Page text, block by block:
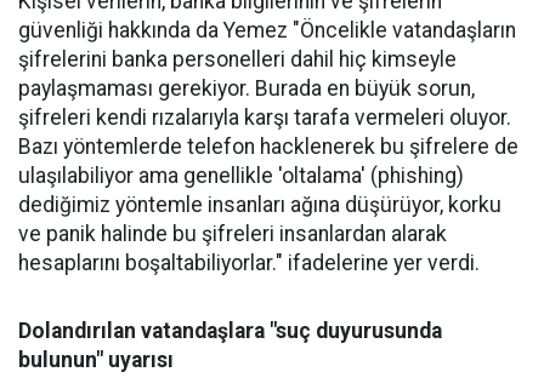
güvenliği hakkında da Yemez "Öncelikle vatandaşların
şifrelerini banka personelleri dahil hiç kimseyle
paylaşmaması gerekiyor. Burada en büyük sorun,
şifreleri kendi rızalarıyla karşı tarafa vermeleri oluyor.
Bazı yöntemlerde telefon hacklenerek bu şifrelere de
ulaşılabiliyor ama genellikle 'oltalama' (phishing)
dediğimiz yöntemle insanları ağına düşürüyor, korku
ve panik halinde bu şifreleri insanlardan alarak
hesaplarını boşaltabiliyorlar." ifadelerine yer verdi.
Dolandırılan vatandaşlara "suç duyurusunda
bulunun" uyarısı